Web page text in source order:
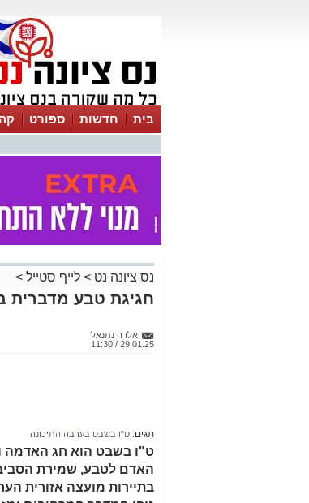
בית חדשות ספורט
נס ציונה נט > לייף סטייל >
חגיגת טבע מדברית
אלדה נתנאל
29.01.25 / 11:30
תגים: ט"ו בשבט בערבה התיכונה
ט"ו בשבט הוא חג האדמה
האדם לטבע, שמירת
בתיירות מועצה אזורית